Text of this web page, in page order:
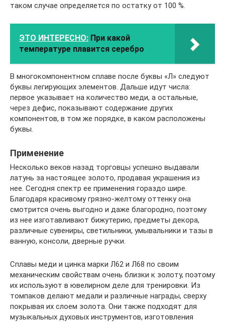
таком случае определяется по остатку от 100 %.
ЭТО ИНТЕРЕСНО: При какой
температуре плавится серебро
В многокомпонентном сплаве после буквы «Л» следуют
буквы легирующих элементов. Дальше идут числа:
первое указывает на количество меди, а остальные,
через дефис, показывают содержание других
компонентов, в том же порядке, в каком расположены
буквы.
Применение
Несколько веков назад торговцы успешно выдавали
латунь за настоящее золото, продавая украшения из
нее. Сегодня спектр ее применения гораздо шире.
Благодаря красивому грязно-желтому оттенку она
смотрится очень выгодно и даже благородно, поэтому
из нее изготавливают бижутерию, предметы декора,
различные сувениры, светильники, умывальники и тазы в
ванную, консоли, дверные ручки.
Сплавы меди и цинка марки Л62 и Л68 по своим
механическим свойствам очень близки к золоту, поэтому
их используют в ювелирном деле для тренировки. Из
томпаков делают медали и различные награды, сверху
покрывая их слоем золота. Они также подходят для
музыкальных духовых инструментов, изготовления